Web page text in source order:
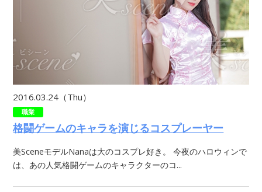
2016.03.24（Thu）
職業
格闘ゲームのキャラを演じるコスプレーヤー
美SceneモデルNanaは大のコスプレ好き。 今夜のハロウィンで
は、あの人気格闘ゲームのキャラクターのコ...